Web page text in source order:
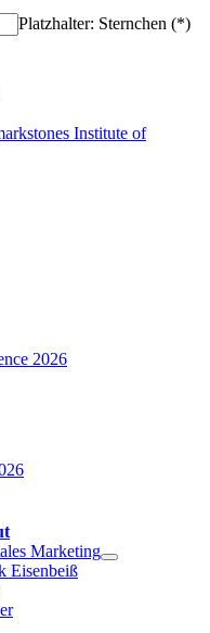
Platzhalter: Sternchen (*)
Institute of
2026
Marketing
Eisenbeiß